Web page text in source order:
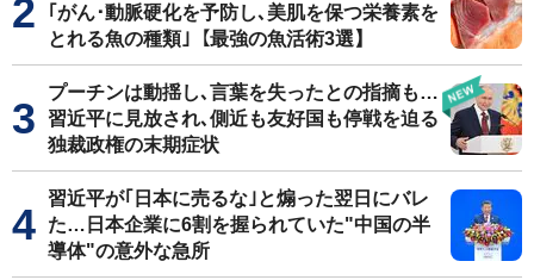
｢がん･動脈硬化を予防し､美肌を保つ栄養素を
とれる魚の種類｣【最強の魚活術3選】
プーチンは動揺し､言葉を失ったとの指摘も…
習近平に見放され､側近も友好国も停戦を迫る
独裁政権の末期症状
習近平が｢日本に売るな｣と煽った翌日にバレ
た…日本企業に6割を握られていた"中国の半
導体"の意外な急所